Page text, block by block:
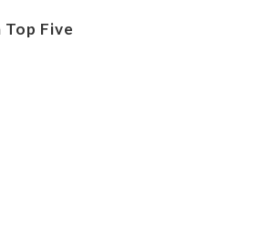
Five